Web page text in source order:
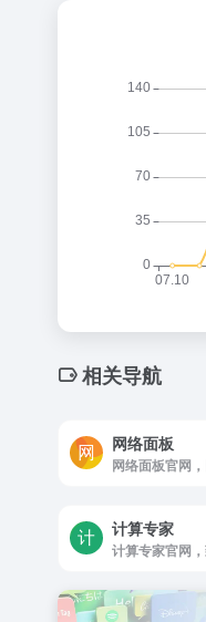
相关导航
网络面板
计算专家